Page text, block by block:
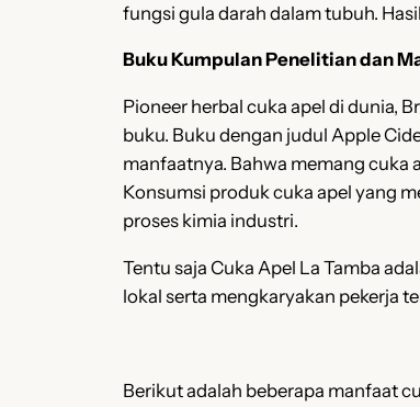
fungsi gula darah dalam tubuh.
Buku Kumpulan Penelitian dan
Pioneer herbal cuka apel di dunia,
buku. Buku dengan judul Apple
manfaatnya. Bahwa memang cuka
Konsumsi produk cuka apel yang
proses kimia industri.
Tentu saja Cuka Apel La Tamba
lokal serta mengkaryakan pekerja
Berikut adalah beberapa manfaat